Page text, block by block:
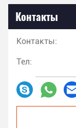
Контакты
Контакты:
Тел: